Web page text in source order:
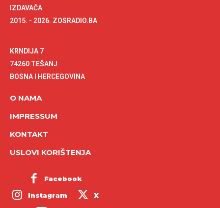
IZDAVAČA
2015. - 2026. ZOSRADIO.BA
KRNDIJA 7
74260 TEŠANJ
BOSNA I HERCEGOVINA
O NAMA
IMPRESSUM
KONTAKT
USLOVI KORIŠTENJA
Facebook
Instagram X